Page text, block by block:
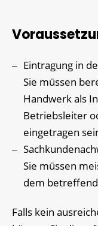
Eintragung in
Sie müssen
Handwerk als
Betriebsleiter
eingetragen
Sie müssen
dem
Falls kein